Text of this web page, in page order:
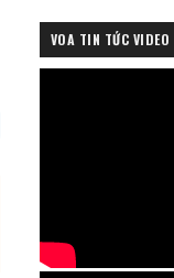
VOA TIN TỨC VIDEO